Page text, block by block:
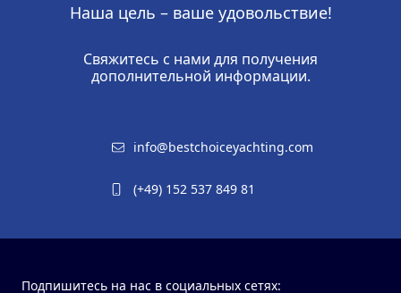
Наша цель – ваше удовольствие!
Свяжитесь с нами для получения
дополнительной информации.
info@bestchoiceyachting.com
(+49) 152 537 849 81
Подпишитесь на нас в социальных сетях: